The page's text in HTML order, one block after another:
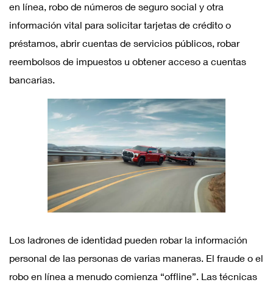
en línea, robo de números de seguro social y otra
información vital para solicitar tarjetas de crédito o
préstamos, abrir cuentas de servicios públicos, robar
reembolsos de impuestos u obtener acceso a cuentas
bancarias.
Los ladrones de identidad pueden robar la información
personal de las personas de varias maneras. El fraude o el
robo en línea a menudo comienza “offline”. Las técnicas